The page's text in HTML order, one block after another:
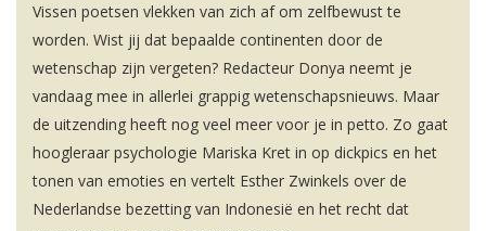
Vissen poetsen vlekken van zich af om zelfbewust te
worden. Wist jij dat bepaalde continenten door de
wetenschap zijn vergeten? Redacteur Donya neemt je
vandaag mee in allerlei grappig wetenschapsnieuws. Maar
de uitzending heeft nog veel meer voor je in petto. Zo gaat
hoogleraar psychologie Mariska Kret in op dickpics en het
tonen van emoties en vertelt Esther Zwinkels over de
Nederlandse bezetting van Indonesië en het recht dat